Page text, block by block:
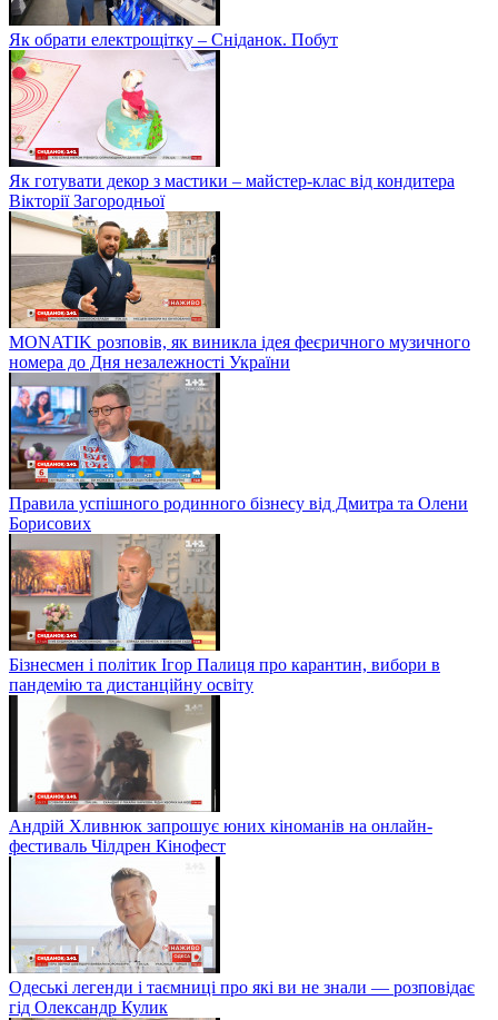
Як обрати електрощітку – Сніданок. Побут
Як готувати декор з мастики – майстер-клас від кондитера
Вікторії Загородньої
MONATIK розповів, як виникла ідея феєричного музичного
номера до Дня незалежності України
Правила успішного родинного бізнесу від Дмитра та Олени
Борисових
Бізнесмен і політик Ігор Палиця про карантин, вибори в
пандемію та дистанційну освіту
Андрій Хливнюк запрошує юних кіноманів на онлайн-
фестиваль Чілдрен Кінофест
Одеські легенди і таємниці про які ви не знали — розповідає
гід Олександр Кулик